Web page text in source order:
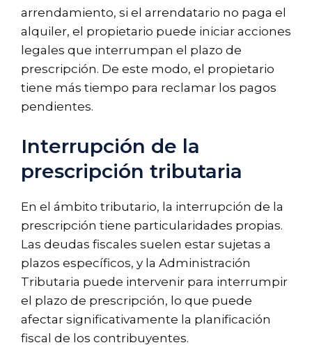
arrendamiento, si el arrendatario no paga el
alquiler, el propietario puede iniciar acciones
legales que interrumpan el plazo de
prescripción. De este modo, el propietario
tiene más tiempo para reclamar los pagos
pendientes.
Interrupción de la
prescripción tributaria
En el ámbito tributario, la interrupción de la
prescripción tiene particularidades propias.
Las deudas fiscales suelen estar sujetas a
plazos específicos, y la Administración
Tributaria puede intervenir para interrumpir
el plazo de prescripción, lo que puede
afectar significativamente la planificación
fiscal de los contribuyentes.